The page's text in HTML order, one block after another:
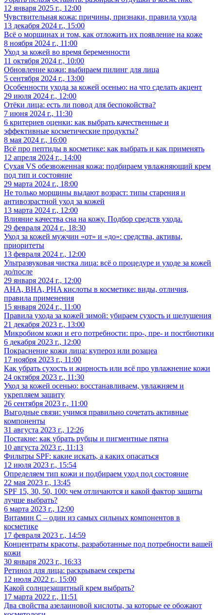
12 января 2025 г., 12:00
Чувствительная кожа: причины, признаки, правила ухода
13 декабря 2024 г., 15:00
Всё о морщинах и том, как отложить их появление на коже
8 ноября 2024 г., 11:00
Уход за кожей во время беременности
11 октября 2024 г., 10:00
Обновление кожи: выбираем пилинг для лица
5 сентября 2024 г., 13:00
Особенности ухода за кожей осенью: на что сделать акцент
29 июля 2024 г., 12:00
Отёки лица: есть ли повод для беспокойства?
7 июня 2024 г., 11:30
6 критериев оценки: как выбрать качественные и
эффективные косметические продукты?
8 мая 2024 г., 16:00
Всё про пептиды в косметике: как выбрать и как применять
12 апреля 2024 г., 14:00
Сухая VS обезвоженная кожа: подбираем увлажняющий крем
под тип и состояние
29 марта 2024 г., 18:00
Не только морщины выдают возраст: типы старения и
антивозрастной уход за кожей
13 марта 2024 г., 12:00
Влияние качества сна на кожу. Подбор средств ухода.
29 февраля 2024 г., 18:30
Уход за кожей мужчин «от» и «до»: средства, активы,
приоритеты
13 февраля 2024 г., 12:00
Ультразвуковая чистка лица: всё о процедуре и уходе за кожей
до/после
29 января 2024 г., 12:00
AHA, BHA, PHA кислоты в косметике: виды, отличия,
правила применения
15 января 2024 г., 11:00
Правила ухода за кожей зимой: убираем сухость и шелушения
21 декабря 2023 г., 13:00
Микробиом кожи и его потребности: про-, пре- и постбиотики
6 декабря 2023 г., 12:00
Покраснение кожи лица: купероз или розацеа
17 ноября 2023 г., 11:00
Как убрать сухость и жирность или всё про увлажнение кожи
24 октября 2023 г., 11:30
Уход за кожей осенью: восстанавливаем, увлажняем и
укрепляем защиту
26 сентября 2023 г., 11:00
Выгодные связи: учимся правильно сочетать активные
компоненты
31 августа 2023 г., 12:26
Постакне: как убрать рубцы и пигментные пятна
10 августа 2023 г., 11:13
Фильтры SPF: какие искать, а каких опасаться
12 июля 2023 г., 15:54
Определяем тип кожи и подбираем уход под состояние
22 мая 2023 г., 13:45
SPF 15, 30, 50, 100: чем отличаются и какой фактор защиты
лучше выбрать?
6 марта 2023 г., 12:00
Витамин С – один из самых сильных компонентов в
косметике
17 февраля 2023 г., 14:59
Концентраты красоты, разработанные под потребности вашей
кожи
30 января 2023 г., 16:33
Ретинол для лица: раскрываем секреты
12 июля 2022 г., 15:00
Какой солнцезащитный крем выбрать?
17 марта 2022 г., 11:51
Два свойства азелаиновой кислоты, за которые ее обожают